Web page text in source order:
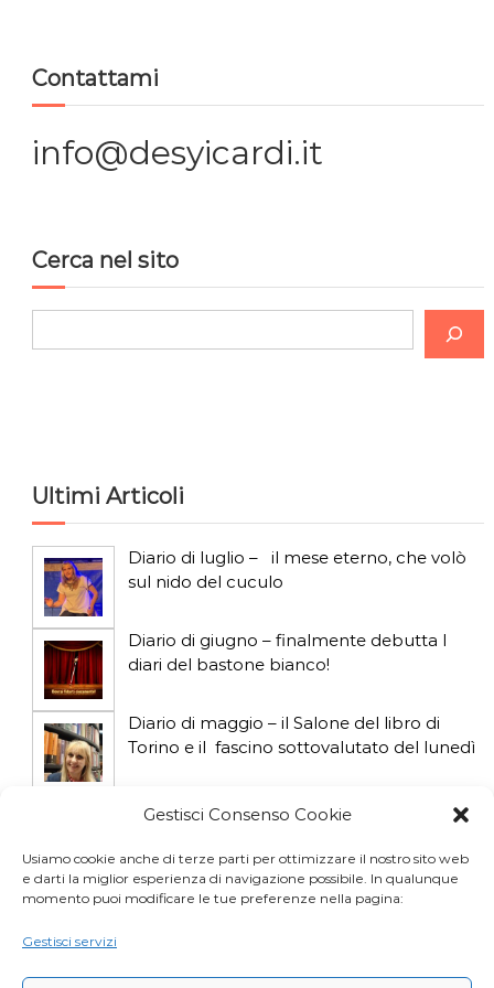
Gestisci Consenso Cookie
Usiamo cookie anche di terze parti per ottimizzare il nostro sito web
e darti la miglior esperienza di navigazione possibile. In qualunque
momento puoi modificare le tue preferenze nella pagina:
Gestisci servizi
Contattami
info@desyicardi.it
Cerca nel sito
e
Ultimi Articoli
Diario di luglio – il mese eterno, che volò
sul nido del cuculo
Diario di giugno – finalmente debutta I
diari del bastone bianco!
Diario di maggio – il Salone del libro di
Torino e il fascino sottovalutato del lunedì
Diario di aprile: si gioca col gatto influencer
Diario di marzo: salva il gatto e non fidarti
della vicina di casa